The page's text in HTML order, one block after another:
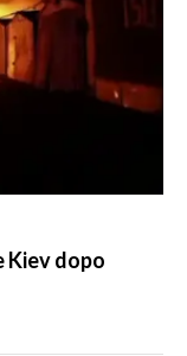
Kiev dopo